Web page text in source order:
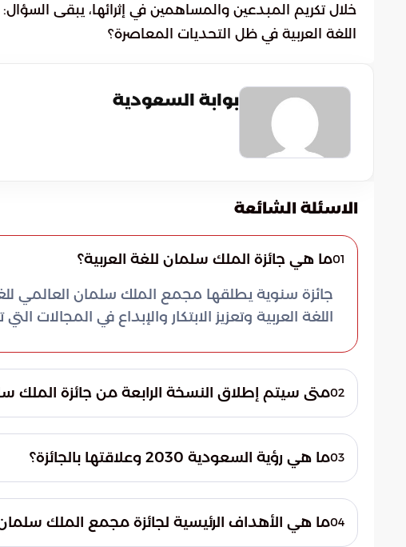
خلال تكريم المبدعين والمساهمين في إثرائها، يبقى
اللغة العربية في ظل التحديات المعاصرة؟
بوابة السعودية
الاسئلة الشائعة
01ما هي جائزة الملك سلمان للغة العربية؟
جائزة سنوية يطلقها مجمع الملك سلمان العالمي
اللغة العربية وتعزيز الابتكار والإبداع في المجالات
02متى سيتم إطلاق النسخة الرابعة من جائزة الملك
03ما هي رؤية السعودية 2030 وعلاقتها بالجائزة؟
وتساهم الجائزة في تحقيق هذه الأهداف.04ما هي الأهداف الرئيسية لجائزة مجمع الملك سلمان